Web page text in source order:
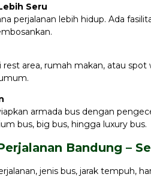
Seru
perjalanan lebih hidup. Ada
area, rumah makan, atau
armada bus dengan
bus, big bus, hingga luxury bus.
Bandung –
jenis bus, jarak tempuh,